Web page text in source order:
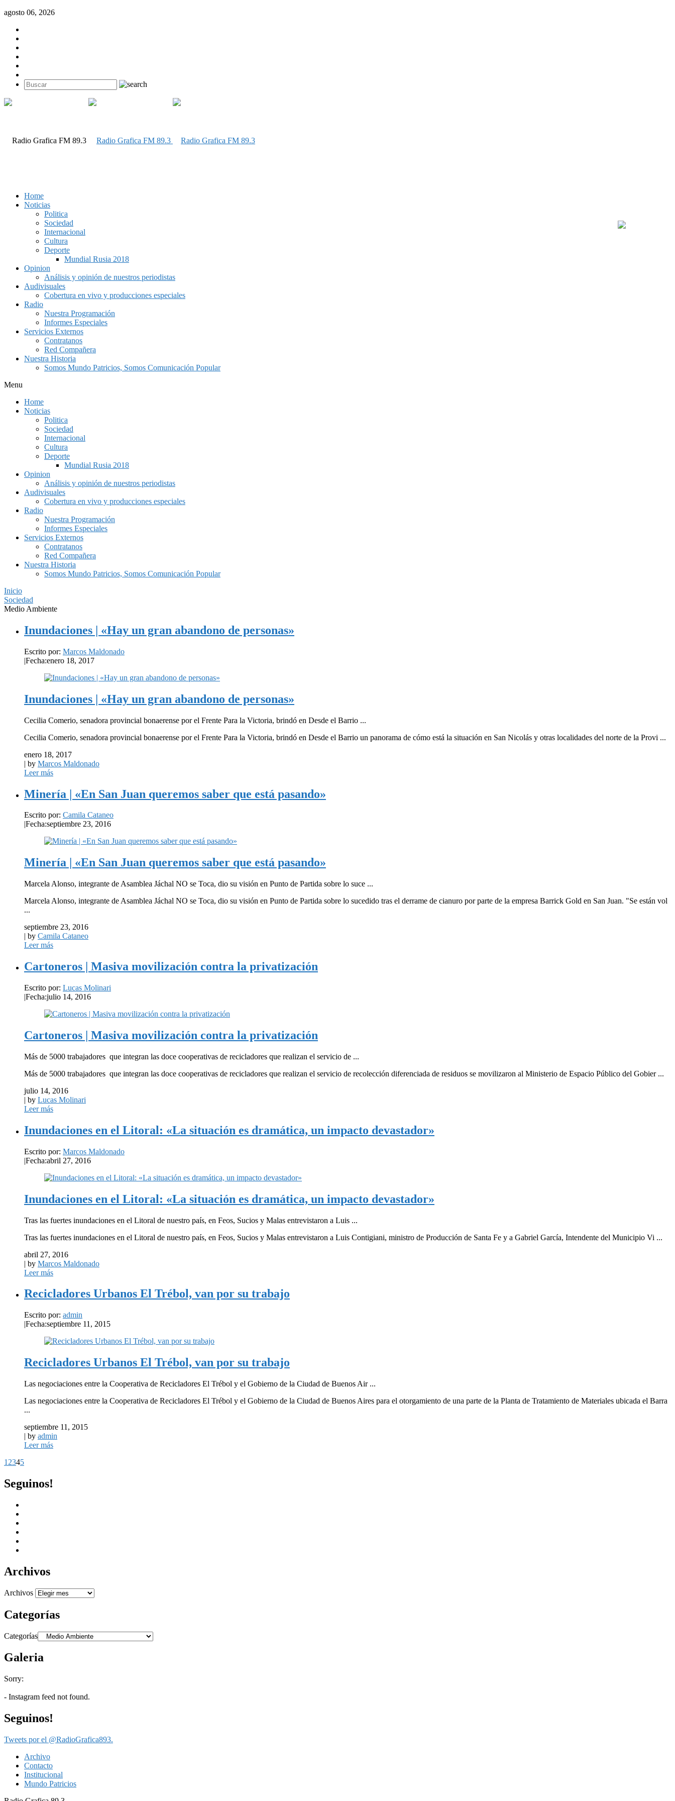
agosto 06, 2026
Home
Noticias
Politica
Sociedad
Internacional
Cultura
Deporte
Mundial Rusia 2018
Opinion
Análisis y opinión de nuestros periodistas
Audivisuales
Cobertura en vivo y producciones especiales
Radio
Nuestra Programación
Informes Especiales
Servicios Externos
Contratanos
Red Compañera
Nuestra Historia
Somos Mundo Patricios, Somos Comunicación Popular
Menu
Home
Noticias
Politica
Sociedad
Internacional
Cultura
Deporte
Mundial Rusia 2018
Opinion
Análisis y opinión de nuestros periodistas
Audivisuales
Cobertura en vivo y producciones especiales
Radio
Nuestra Programación
Informes Especiales
Servicios Externos
Contratanos
Red Compañera
Nuestra Historia
Somos Mundo Patricios, Somos Comunicación Popular
Inicio
Sociedad
Medio Ambiente
Inundaciones | «Hay un gran abandono de personas»
Escrito por: Marcos Maldonado
|Fecha:enero 18, 2017
Inundaciones | «Hay un gran abandono de personas»
Cecilia Comerio, senadora provincial bonaerense por el Frente Para la Victoria, brindó en Desde el Barrio ...
Cecilia Comerio, senadora provincial bonaerense por el Frente Para la Victoria, brindó en Desde el Barrio un panorama de cómo está la situación en San Nicolás y otras localidades del norte de la Provi ...
enero 18, 2017
| by Marcos Maldonado
Leer más
Minería | «En San Juan queremos saber que está pasando»
Escrito por: Camila Cataneo
|Fecha:septiembre 23, 2016
Minería | «En San Juan queremos saber que está pasando»
Marcela Alonso, integrante de Asamblea Jáchal NO se Toca, dio su visión en Punto de Partida sobre lo suce ...
Marcela Alonso, integrante de Asamblea Jáchal NO se Toca, dio su visión en Punto de Partida sobre lo sucedido tras el derrame de cianuro por parte de la empresa Barrick Gold en San Juan. "Se están vol
...
septiembre 23, 2016
| by Camila Cataneo
Leer más
Cartoneros | Masiva movilización contra la privatización
Escrito por: Lucas Molinari
|Fecha:julio 14, 2016
Cartoneros | Masiva movilización contra la privatización
Más de 5000 trabajadores que integran las doce cooperativas de recicladores que realizan el servicio de ...
Más de 5000 trabajadores que integran las doce cooperativas de recicladores que realizan el servicio de recolección diferenciada de residuos se movilizaron al Ministerio de Espacio Público del Gobier ...
julio 14, 2016
| by Lucas Molinari
Leer más
Inundaciones en el Litoral: «La situación es dramática, un impacto devastador»
Escrito por: Marcos Maldonado
|Fecha:abril 27, 2016
Inundaciones en el Litoral: «La situación es dramática, un impacto devastador»
Tras las fuertes inundaciones en el Litoral de nuestro país, en Feos, Sucios y Malas entrevistaron a Luis ...
Tras las fuertes inundaciones en el Litoral de nuestro país, en Feos, Sucios y Malas entrevistaron a Luis Contigiani, ministro de Producción de Santa Fe y a Gabriel García, Intendente del Municipio Vi ...
abril 27, 2016
| by Marcos Maldonado
Leer más
Recicladores Urbanos El Trébol, van por su trabajo
Escrito por: admin
|Fecha:septiembre 11, 2015
Recicladores Urbanos El Trébol, van por su trabajo
Las negociaciones entre la Cooperativa de Recicladores El Trébol y el Gobierno de la Ciudad de Buenos Air ...
Las negociaciones entre la Cooperativa de Recicladores El Trébol y el Gobierno de la Ciudad de Buenos Aires para el otorgamiento de una parte de la Planta de Tratamiento de Materiales ubicada el Barra
...
septiembre 11, 2015
| by admin
Leer más
1 2345
Seguinos!
Archivos
Archivos
Categorías
Categorías
Galeria
Sorry:
- Instagram feed not found.
Seguinos!
Tweets por el @RadioGrafica893.
Archivo
Contacto
Institucional
Mundo Patricios